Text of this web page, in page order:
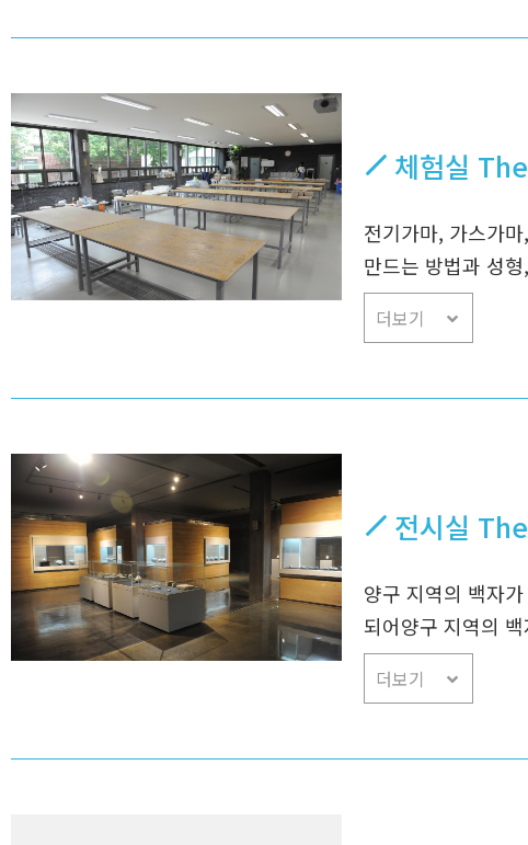
체험실
전기가마, 가스가
만드는 방법과 성
더보기
전시실
양구 지역의 백자
되어양구 지역의
더보기